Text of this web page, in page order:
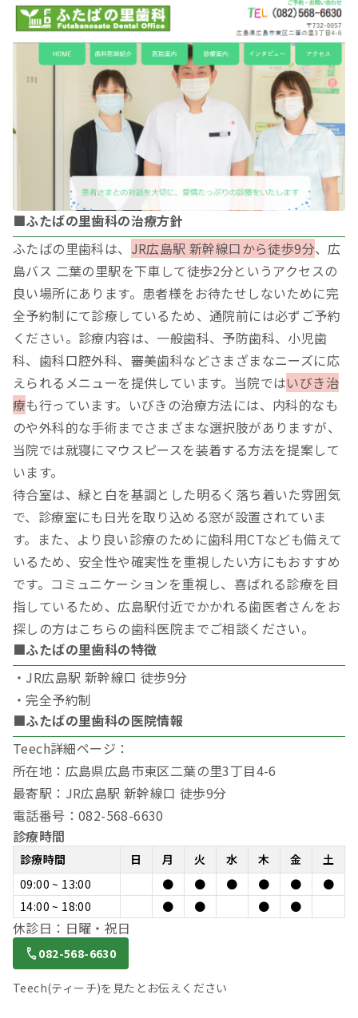
■ふたばの里歯科の治療方針
ふたばの里歯科は、 JR広島駅 新幹線口から徒歩9分、広
島バス 二葉の里駅を下車して徒歩2分というアクセスの
良い場所にあります。患者様をお待たせしないために完
全予約制にて診療しているため、通院前には必ずご予約
ください。診療内容は、一般歯科、予防歯科、小児歯
科、歯科口腔外科、審美歯科などさまざまなニーズに応
えられるメニューを提供しています。当院ではいびき治
療も行っています。いびきの治療方法には、内科的なも
のや外科的な手術までさまざまな選択肢がありますが、
当院では就寝にマウスピースを装着する方法を提案して
います。
待合室は、緑と白を基調とした明るく落ち着いた雰囲気
で、診療室にも日光を取り込める窓が設置されていま
す。また、より良い診療のために歯科用CTなども備えて
いるため、安全性や確実性を重視したい方にもおすすめ
です。コミュニケーションを重視し、喜ばれる診療を目
指しているため、広島駅付近でかかれる歯医者さんをお
探しの方はこちらの歯科医院までご相談ください。
■ふたばの里歯科の特徴
・JR広島駅 新幹線口 徒歩9分
・完全予約制
■ふたばの里歯科の医院情報
Teech詳細ページ：
所在地：広島県広島市東区二葉の里3丁目4-6
最寄駅：JR広島駅 新幹線口 徒歩9分
電話番号：082-568-6630
診療時間
診療時間 日 月 火 水 木 金
土
09:00 ~ 13:00
● ● ● ● ●
●
14:00 ~ 18:00
● ● ● ●
休診日：日曜・祝日
082-568-6630
Teech(ティーチ)を見たとお伝えください